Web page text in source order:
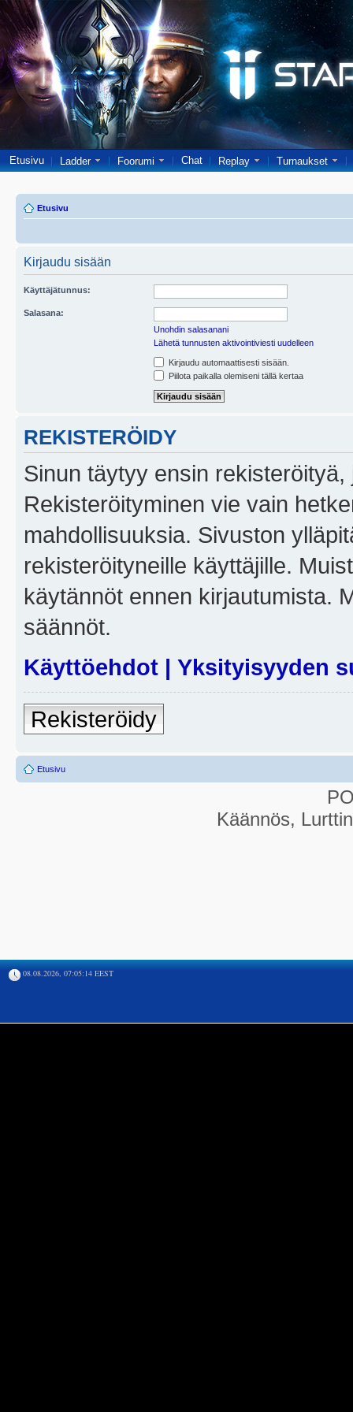
Etusivu Ladder Foorumi Chat Replay Turnaukset
Etusivu
Kirjaudu sisään
Käyttäjätunnus:
Salasana:
Unohdin salasanani
Lähetä tunnusten aktivointiviesti uudelleen
Kirjaudu automaattisesti sisään.
Piilota paikalla olemiseni tällä kertaa
REKISTERÖIDY
Sinun täytyy ensin
Rekisteröityminen vie vain
mahdollisuuksia. Sivuston
rekisteröityneille käyttäjille.
käytännöt ennen kirjautumista.
säännöt.
Käyttöehdot | Yksityisyyden
Rekisteröidy
Etusivu
Käännös,
08.08.2026, 07:05:14 EEST